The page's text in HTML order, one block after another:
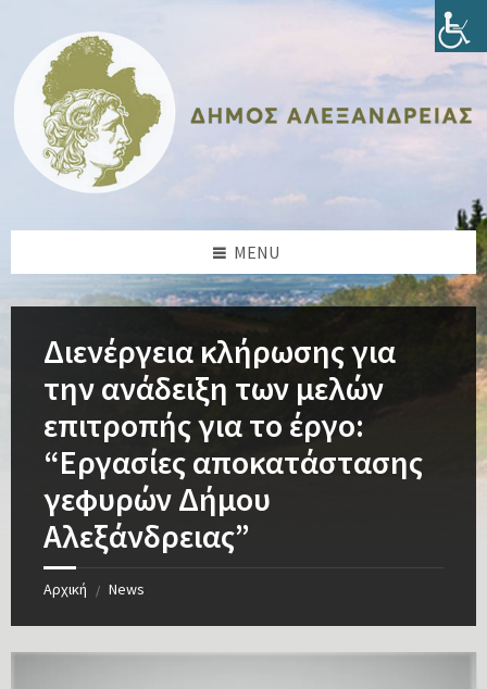
content
sidebar
sidebar
footer
MENU
Διενέργεια κλήρωσης για
την ανάδειξη των μελών
επιτροπής για το έργο:
“Εργασίες αποκατάστασης
γεφυρών Δήμου
Αλεξάνδρειας”
Αρχική / News